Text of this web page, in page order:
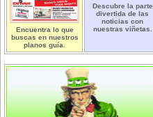
Encuentra lo que
buscas en nuestros
planos guía.
Descubre la parte
divertida de las
noticias con
nuestras viñetas.